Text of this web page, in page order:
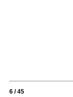
6 / 45